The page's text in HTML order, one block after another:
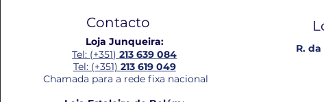
Contacto
Loja Junqueira:
Tel: (+351)213 639 084
Tel: (+351) 213 619 049
Chamada para a rede fixa nacional
R.